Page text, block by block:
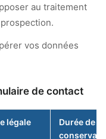
au traitement
vos données
de contact
légale
Durée de